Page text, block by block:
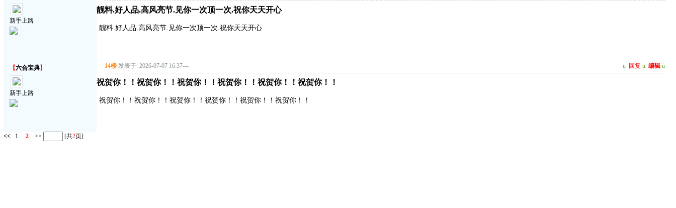
新手上路
靓料.好人品.高风亮节.见你一次顶一次.祝你天天开心
靓料.好人品.高风亮节.见你一次顶一次.祝你天天开心
【六合宝典】
新手上路
14楼 发表于: 2026-07-07 16:37--- u 回复 u 编辑 u
祝贺你！！祝贺你！！祝贺你！！祝贺你！！祝贺你！！祝贺你！！
祝贺你！！祝贺你！！祝贺你！！祝贺你！！祝贺你！！祝贺你！！
<< 1 2 >> [共2页]